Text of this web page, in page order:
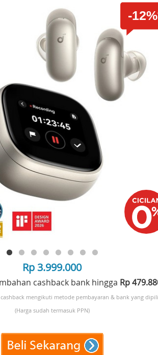
-
Rp 3.999.000
cashback bank hingga Rp
mengikuti metode pembayaran & bank yang
(Harga sudah termasuk PPN)